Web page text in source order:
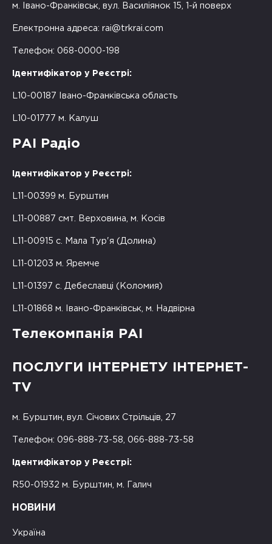
м. Івано-Франківськ, вул. Василіянок 15, 1-й поверх
Електронна адреса: rai@trkrai.com
Телефон: 068-0000-198
Ідентифікатор у Реєстрі:
L10-00187 Івано-Франківська область
L10-01777 м. Калуш
РАІ Радіо
Ідентифікатор у Реєстрі:
L11-00399 м. Бурштин
L11-00887 смт. Верховина, м. Косів
L11-00915 с. Мала Тур'я (Долина)
L11-01203 м. Яремче
L11-01397 с. Дебеславці (Коломия)
L11-01868 м. Івано-Франківськ, м. Надвірна
Телекомпанія РАІ
ПОСЛУГИ ІНТЕРНЕТУ ІНТЕРНЕТ-
TV
м. Бурштин, вул. Січових Стрільців, 27
Телефон: 096-888-73-58, 066-888-73-58
Ідентифікатор у Реєстрі:
R50-01932 м. Бурштин, м. Галич
НОВИНИ
Україна